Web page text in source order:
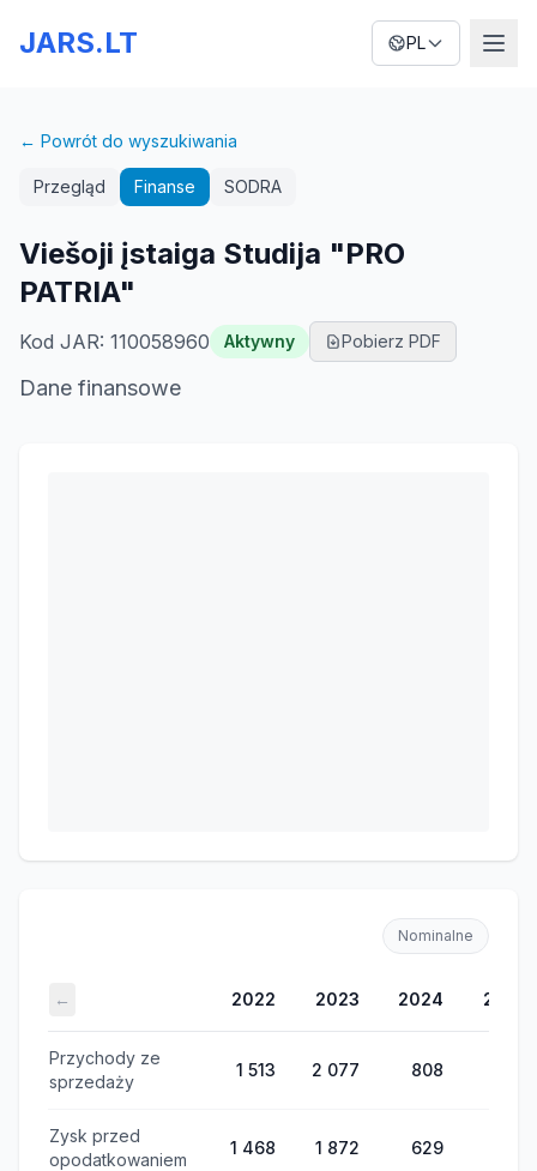
JARS.LT PL
← Powrót do wyszukiwania
Przegląd Finanse SODRA
Viešoji įstaiga Studija "PRO
PATRIA"
Kod JAR: 110058960 Aktywny Pobierz PDF
Dane finansowe
Nominalne
← 2022 2023 2024 2025
Przychody ze
sprzedaży
1 513 2 077 808
Zysk przed
opodatkowaniem
1 468 1 872 629